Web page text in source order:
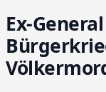
Ex-